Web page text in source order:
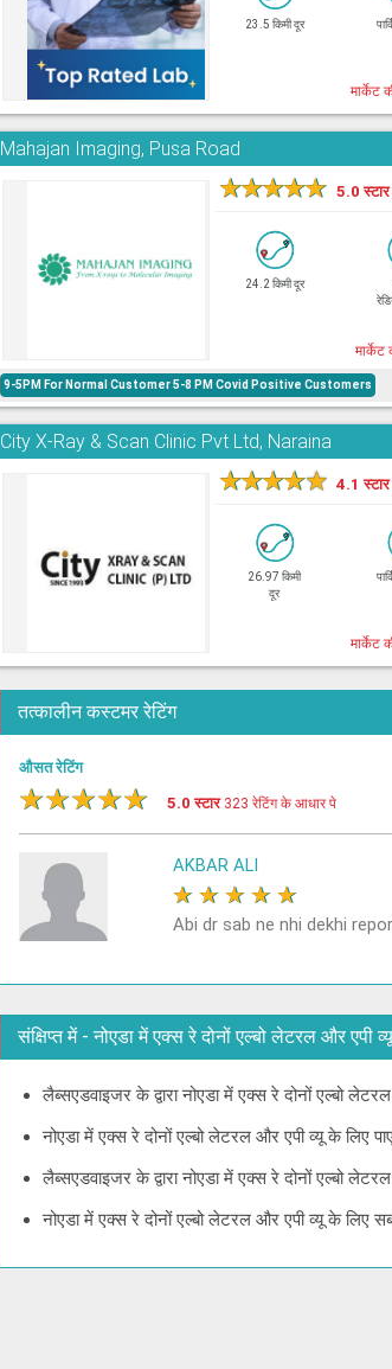
23.5 किमी दूर
मार्केट
Mahajan Imaging, Pusa Road
★★★★★ 5.0 स्टार
24.2 किमी दूर
9-5PM For Normal Customer 5-8 PM Covid Positive Customers
City X-Ray & Scan Clinic Pvt Ltd, Naraina
★★★★★ 4.1 स्टार
26.97 किमी
दूर
मार्केट
तत्कालीन कस्टमर रेटिंग
औसत रेटिंग
★★★★★ 5.0 स्टार 323 रेटिंग के आधार पे
AKBAR ALI
★ ★ ★ ★ ★
Abi dr sab ne nhi dekhi
संक्षिप्त में - नोएडा में एक्स रे दोनों एल्बो लेटरल और एपी
लैब्सएडवाइजर के द्वारा नोएडा में एक्स रे दोनों एल्बो
नोएडा में एक्स रे दोनों एल्बो लेटरल और एपी व्यू के लिए
लैब्सएडवाइजर के द्वारा नोएडा में एक्स रे दोनों एल्बो
नोएडा में एक्स रे दोनों एल्बो लेटरल और एपी व्यू के लिए